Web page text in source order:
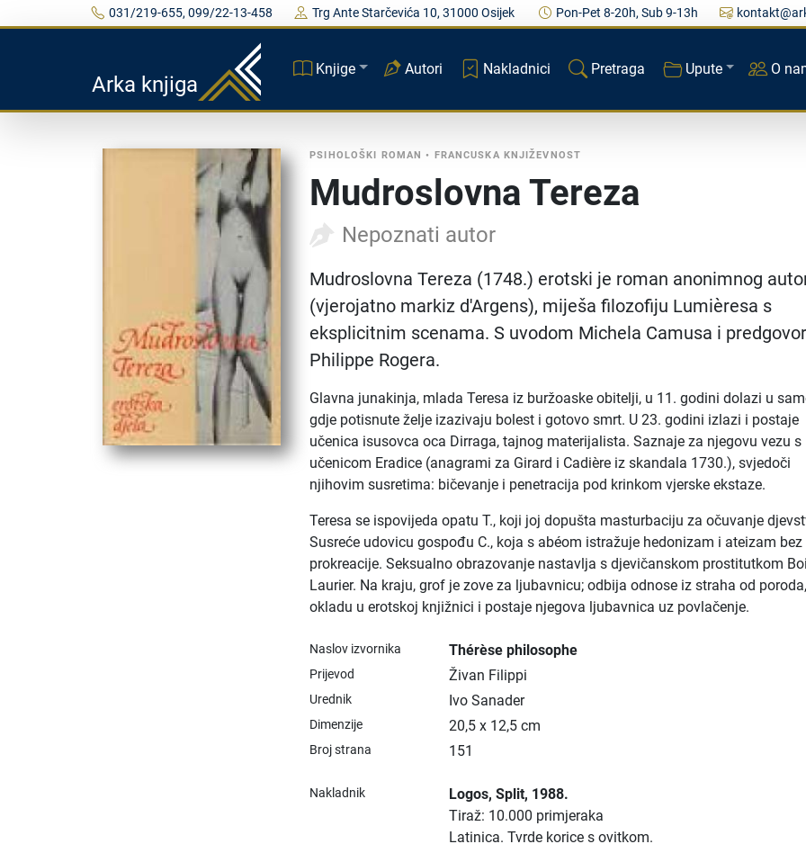
031/219-655, 099/22-13-458 Trg Ante Starčevića 10, 31000 Osijek Pon-Pet 8-20h, Sub 9-13h
Arka knjiga
Knjige Autori Nakladnici Pretraga Upute O
PSIHOLOŠKI ROMAN • FRANCUSKA KNJIŽEVNOST
Mudroslovna Tereza
Nepoznati autor
Mudroslovna Tereza (1748.) erotski je roman anonimnog
(vjerojatno markiz d'Argens), miješa filozofiju Lumièresa s
eksplicitnim scenama. S uvodom Michela Camusa i
Philippe Rogera.
Glavna junakinja, mlada Teresa iz buržoaske obitelji, u 11. godini dolazi u
gdje potisnute želje izazivaju bolest i gotovo smrt. U 23. godini izlazi i postaje
učenica isusovca oca Dirraga, tajnog materijalista. Saznaje za njegovu vezu s
učenicom Eradice (anagrami za Girard i Cadière iz skandala 1730.), svjedoči
njihovim susretima: bičevanje i penetracija pod krinkom vjerske ekstaze.
Teresa se ispovijeda opatu T., koji joj dopušta masturbaciju za očuvanje
Susreće udovicu gospođu C., koja s abéom istražuje hedonizam i ateizam bez
prokreacije. Seksualno obrazovanje nastavlja s djevičanskom prostitutkom
Laurier. Na kraju, grof je zove za ljubavnicu; odbija odnose iz straha od
okladu u erotskoj knjižnici i postaje njegova ljubavnica uz povlačenje.
Naslov izvornika Thérèse philosophe
Prijevod Živan Filippi
Urednik Ivo Sanader
Dimenzije 20,5 x 12,5 cm
Broj strana 151
Nakladnik Logos, Split, 1988.
Tiraž: 10.000 primjeraka
Latinica. Tvrde korice s ovitkom.